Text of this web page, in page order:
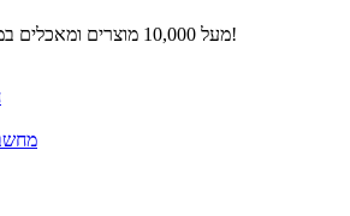
מעל 10,000 מוצרים ומאכלים במאגר עם ערכים תזונתיים!